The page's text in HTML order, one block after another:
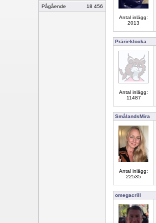
Pågående 18 456
Antal inlägg:
2013
Prärieklocka
Antal inlägg:
11487
SmålandsMira
Antal inlägg:
22535
omegacrill